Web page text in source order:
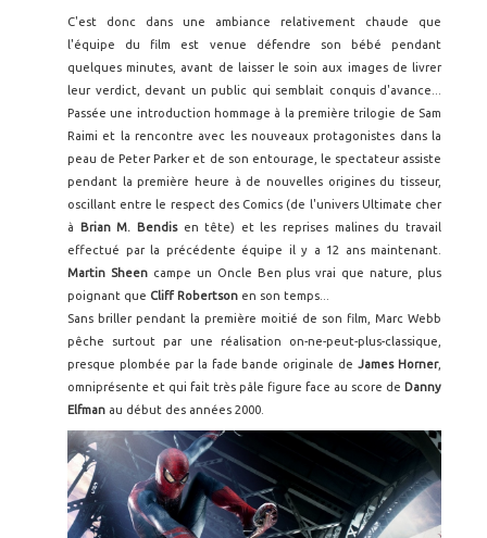
C'est donc dans une ambiance relativement chaude que
l'équipe du film est venue défendre son bébé pendant
quelques minutes, avant de laisser le soin aux images de livrer
leur verdict, devant un public qui semblait conquis d'avance...
Passée une introduction hommage à la première trilogie de Sam
Raimi et la rencontre avec les nouveaux protagonistes dans la
peau de Peter Parker et de son entourage, le spectateur assiste
pendant la première heure à de nouvelles origines du tisseur,
oscillant entre le respect des Comics (de l'univers Ultimate cher
à
Brian M. Bendisen tête) et les reprises malines du travail
effectué par la précédente équipe il y a 12 ans maintenant.
Martin Sheencampe un Oncle Ben plus vrai que nature, plus
poignant que Cliff Robertson en son temps...
Sans briller pendant la première moitié de son film, Marc Webb
pêche surtout par une réalisation on-ne-peut-plus-classique,
presque plombée par la fade bande originale deJames Horner,
omniprésente et qui fait très pâle figure face au score de Danny
Elfman au début des années 2000.